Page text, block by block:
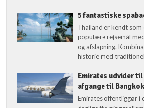
5 fantastiske
Thailand er kendt som
populære rejsemål
og afslapning.
historie med
Emirates udvider
afgange til Bangkok
Emirates offentliggør i